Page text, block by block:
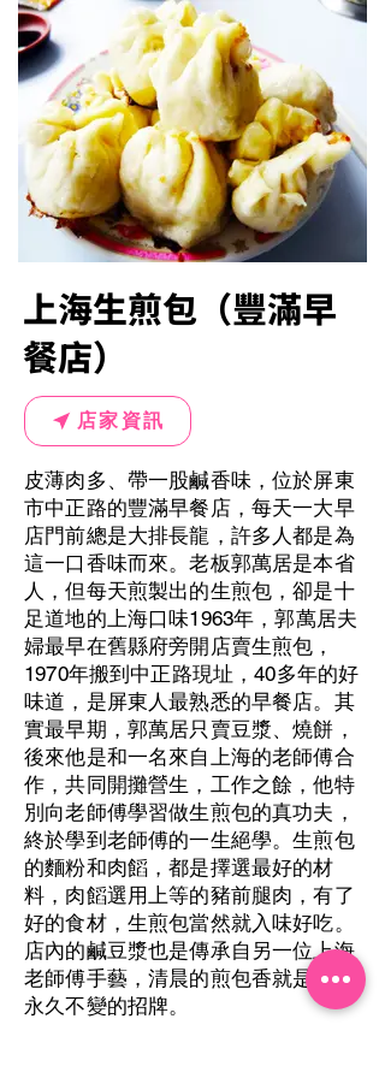
上海生煎包（豐滿早
餐店）
店家資訊
皮薄肉多、帶一股鹹香味，位於屏東
市中正路的豐滿早餐店，每天一大早
店門前總是大排長龍，許多人都是為
這一口香味而來。老板郭萬居是本省
人，但每天煎製出的生煎包，卻是十
足道地的上海口味1963年，郭萬居夫
婦最早在舊縣府旁開店賣生煎包，
1970年搬到中正路現址，40多年的好
味道，是屏東人最熟悉的早餐店。其
實最早期，郭萬居只賣豆漿、燒餅，
後來他是和一名來自上海的老師傅合
作，共同開攤營生，工作之餘，他特
別向老師傅學習做生煎包的真功夫，
終於學到老師傅的一生絕學。生煎包
的麵粉和肉饀，都是擇選最好的材
料，肉饀選用上等的豬前腿肉，有了
好的食材，生煎包當然就入味好吃。
店內的鹹豆漿也是傳承自另一位上海
老師傅手藝，清晨的煎包香就是店家
永久不變的招牌。